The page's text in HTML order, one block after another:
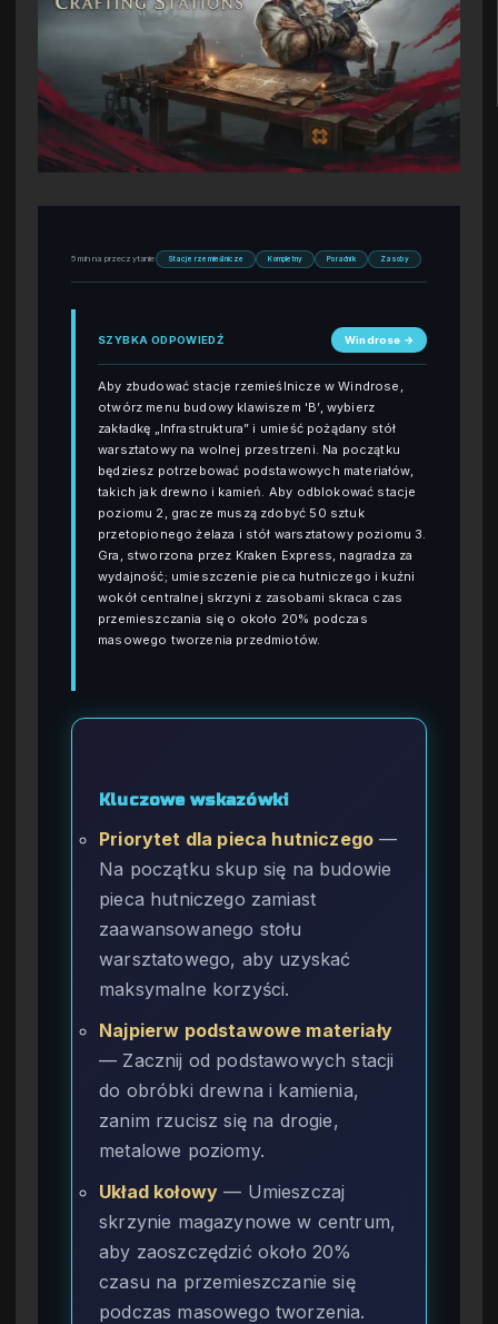
5 min na przeczytanie Stacje rzemieślnicze Kompletny Poradnik Zasoby
SZYBKA ODPOWIEDŹ Windrose →
Aby zbudować stacje rzemieślnicze w Windrose,
otwórz menu budowy klawiszem 'B’, wybierz
zakładkę „Infrastruktura” i umieść pożądany stół
warsztatowy na wolnej przestrzeni. Na początku
będziesz potrzebować podstawowych materiałów,
takich jak drewno i kamień. Aby odblokować stacje
poziomu 2, gracze muszą zdobyć 50 sztuk
przetopionego żelaza i stół warsztatowy poziomu 3.
Gra, stworzona przez Kraken Express, nagradza za
wydajność; umieszczenie pieca hutniczego i kuźni
wokół centralnej skrzyni z zasobami skraca czas
przemieszczania się o około 20% podczas
masowego tworzenia przedmiotów.
Kluczowe wskazówki
Priorytet dla pieca hutniczego —
Na początku skup się na budowie
pieca hutniczego zamiast
zaawansowanego stołu
warsztatowego, aby uzyskać
maksymalne korzyści.
Najpierw podstawowe materiały
— Zacznij od podstawowych stacji
do obróbki drewna i kamienia,
zanim rzucisz się na drogie,
metalowe poziomy.
Układ kołowy — Umieszczaj
skrzynie magazynowe w centrum,
aby zaoszczędzić około 20%
czasu na przemieszczanie się
podczas masowego tworzenia.